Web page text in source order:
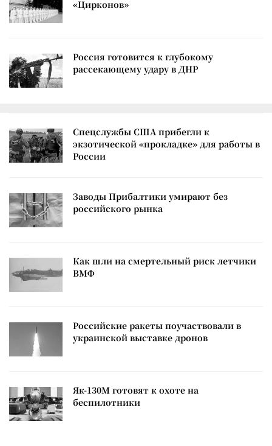
«Цирконов»
Россия готовится к глубокому
рассекающему удару в ДНР
Спецслужбы США прибегли к
экзотической «прокладке» для работы в
России
Заводы Прибалтики умирают без
российского рынка
Как шли на смертельный риск летчики
ВМФ
Российские ракеты поучаствовали в
украинской выставке дронов
Як-130М готовят к охоте на
беспилотники